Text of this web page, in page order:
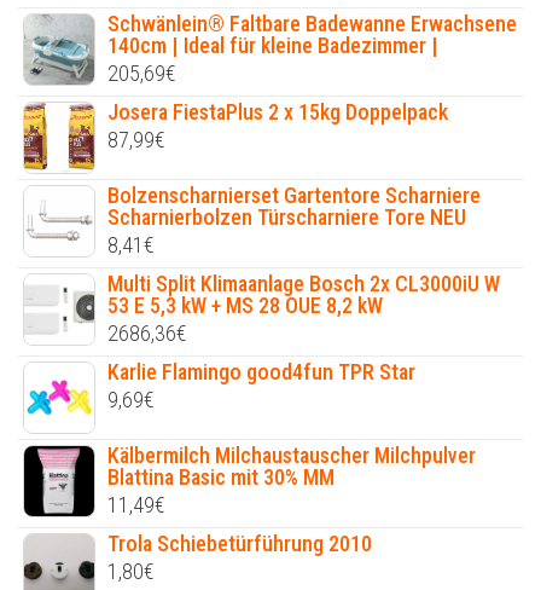
Schwänlein® Faltbare Badewanne Erwachsene
140cm | Ideal für kleine Badezimmer |
205,69€
Josera FiestaPlus 2 x 15kg Doppelpack
87,99€
Bolzenscharnierset Gartentore Scharniere
Scharnierbolzen Türscharniere Tore NEU
8,41€
Multi Split Klimaanlage Bosch 2x CL3000iU W
53 E 5,3 kW + MS 28 OUE 8,2 kW
2686,36€
Karlie Flamingo good4fun TPR Star
9,69€
Kälbermilch Milchaustauscher Milchpulver
Blattina Basic mit 30% MM
11,49€
Trola Schiebetürführung 2010
1,80€